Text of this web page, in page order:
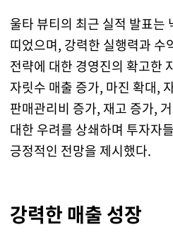
울타 뷰티의 최근 실적 발표는
띠었으며, 강력한 실행력과 수
전략에 대한 경영진의 확고한
자릿수 매출 증가, 마진 확대,
판매관리비 증가, 재고 증가,
대한 우려를 상쇄하며 투자자
긍정적인 전망을 제시했다.
강력한 매출 성장